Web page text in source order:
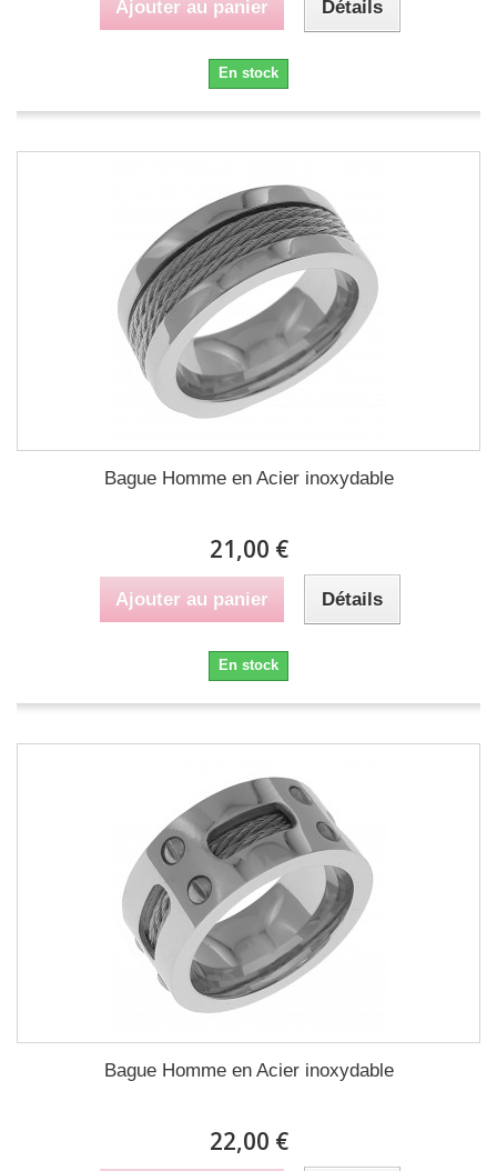
Ajouter au panier Détails
En stock
Bague Homme en Acier inoxydable
21,00 €
Ajouter au panier Détails
En stock
Bague Homme en Acier inoxydable
22,00 €